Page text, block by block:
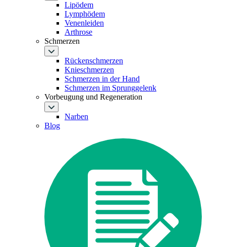
Lipödem
Lymphödem
Venenleiden
Arthrose
Schmerzen
Rückenschmerzen
Knieschmerzen
Schmerzen in der Hand
Schmerzen im Sprunggelenk
Vorbeugung und Regeneration
Narben
Blog